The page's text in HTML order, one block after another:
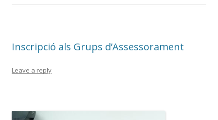
k ix
Inscripció als Grups d’Assessorament
Leave a reply